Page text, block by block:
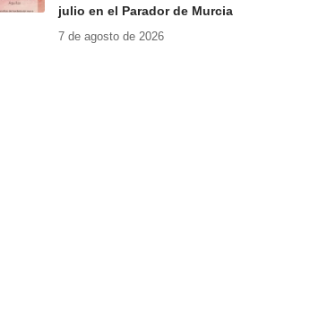
julio en el Parador de Murcia
7 de agosto de 2026